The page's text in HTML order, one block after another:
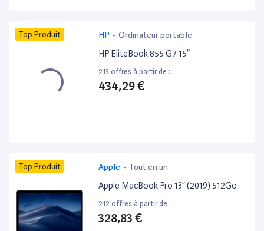
Top Produit HP - Ordinateur portable
HP EliteBook 855 G7 15”
213 offres à partir de :
434,29 €
Top Produit Apple - Tout en un
Apple MacBook Pro 13” (2019) 512Go
212 offres à partir de :
328,83 €